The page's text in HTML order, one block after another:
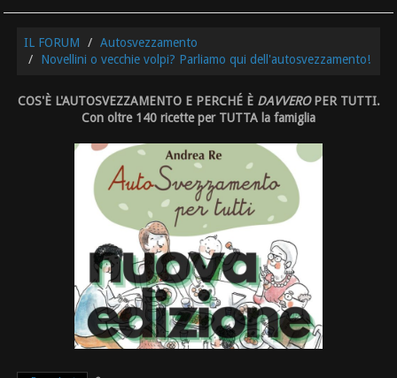
IL FORUM
Autosvezzamento
Novellini o vecchie volpi? Parliamo qui dell'autosvezzamento!
COS'È L'AUTOSVEZZAMENTO E PERCHÉ È DAVVEROPER TUTTI.
Con oltre 140 ricette per TUTTA la famiglia